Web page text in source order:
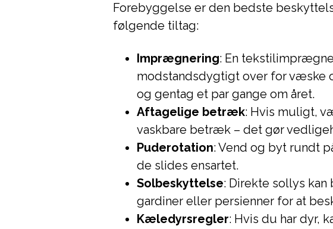
Forebyggelse er den bedste
følgende tiltag:
Imprægnering: En
modstandsdygtigt over for væske
og gentag et par gange om året.
Aftagelige betræk: Hvis muligt,
vaskbare betræk – det gør
Puderotation: Vend og byt rundt
de slides ensartet.
Solbeskyttelse: Direkte sollys
gardiner eller persienner for at
Kæledyrsregler: Hvis du har dyr,